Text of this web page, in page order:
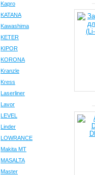
Kapro
KATANA
Kawashima
KETER
KIPOR
KORONA
Kranzle
Kress
Laserliner
Lavor
LEVEL
Linder
LOWRANCE
Makita MT
MASALTA
Master